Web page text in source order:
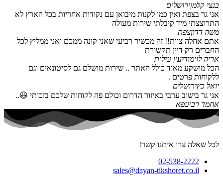
בנצי קלמןירושלים
אני גר בצפת ואין כמו לקנות מיבואן עם נקודות אחריות בכל הארץ לא
התרוצצתי מיד קיבלתי שירות מעולה
משה דדוןצפת
אתם אחלה צוות!! זה מכשיר רביעי שאני קונה ממכם ואני ממליץ לכל
החברים רק דיין תקשורת
אריה לוימודיעין עילית
הכל מושקע מאוד כולל האתר .. שירות מושלם גם לסיטונאים וגם
ללקוחות פרטים .
יואל כץירושלים
אני גר בישוב ערבי באיזור הדרום וכולם פה לקוחות שלכם בזכותי 😃..
אחמד רביעפא
לכל שאלה צרו איתנו קשר!
02-538-2222
sales@dayan-tikshoret.co.il